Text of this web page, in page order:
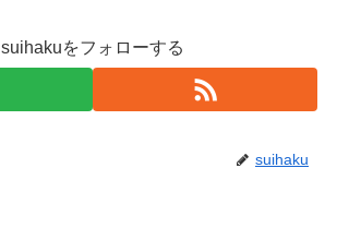
suihakuをフォローする
suihaku